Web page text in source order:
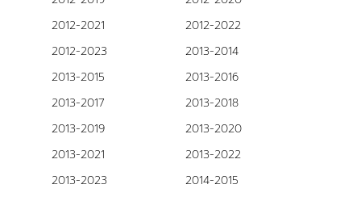
2012-2021
2012-2022
2012-2023
2013-2014
2013-2015
2013-2016
2013-2017
2013-2018
2013-2019
2013-2020
2013-2021
2013-2022
2013-2023
2014-2015